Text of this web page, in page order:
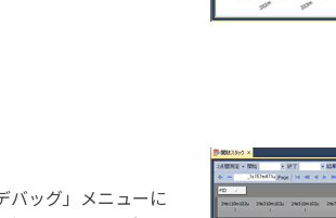
バッグ」メニューに